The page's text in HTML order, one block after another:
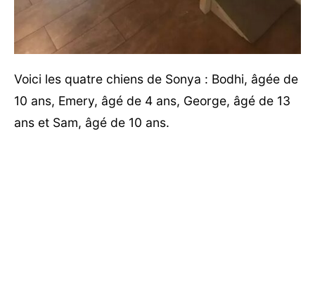
Voici les quatre chiens de Sonya : Bodhi, âgée de
10 ans, Emery, âgé de 4 ans, George, âgé de 13
ans et Sam, âgé de 10 ans.